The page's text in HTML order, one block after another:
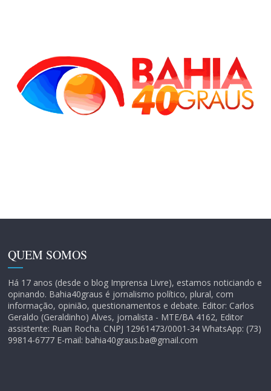
QUEM SOMOS
Há 17 anos (desde o blog Imprensa Livre), estamos noticiando e
opinando. Bahia40graus é jornalismo político, plural, com
informação, opinião, questionamentos e debate. Editor: Carlos
Geraldo (Geraldinho) Alves, jornalista - MTE/BA 4162, Editor
assistente: Ruan Rocha. CNPJ 12961473/0001-34 WhatsApp: (73)
99814-6777 E-mail: bahia40graus.ba@gmail.com